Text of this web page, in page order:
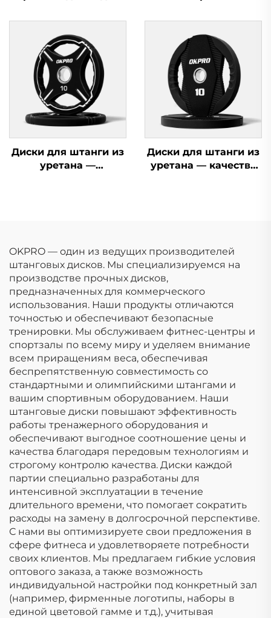
оптовая продажа
поставщиков
спортивного
оборудования
Диски для штанги из
уретана —
Диски для штанги из
уретана — качество
OKPRO — один из ведущих производителей
штанговых дисков. Мы специализируемся на
производстве прочных дисков,
предназначенных для коммерческого
использования. Наши продукты отличаются
точностью и обеспечивают безопасные
тренировки. Мы обслуживаем фитнес-центры и
спортзалы по всему миру и уделяем внимание
всем приращениям веса, обеспечивая
беспрепятственную совместимость со
стандартными и олимпийскими штангами и
вашим спортивным оборудованием. Наши
штанговые диски повышают эффективность
работы тренажерного оборудования и
обеспечивают выгодное соотношение цены и
качества благодаря передовым технологиям и
строгому контролю качества. Диски каждой
партии специально разработаны для
интенсивной эксплуатации в течение
длительного времени, что помогает сократить
расходы на замену в долгосрочной перспективе.
С нами вы оптимизируете свои предложения в
сфере фитнеса и удовлетворяете потребности
своих клиентов. Мы предлагаем гибкие условия
оптового заказа, а также возможность
индивидуальной настройки под конкретный зал
(например, фирменные логотипы, наборы в
единой цветовой гамме и т.д.), учитывая